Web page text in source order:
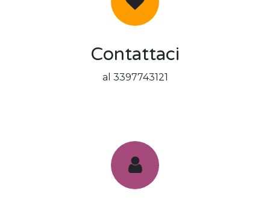
Contattaci
al 3397743121